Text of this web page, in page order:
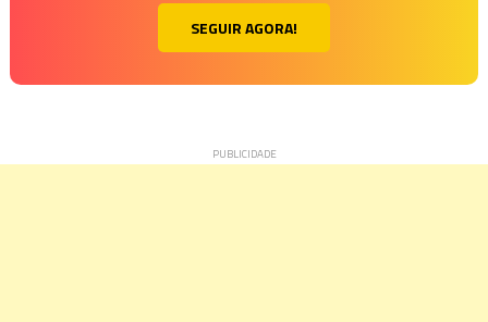
SEGUIR AGORA!